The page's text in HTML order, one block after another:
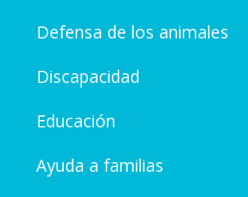
Defensa de los animales
Discapacidad
Educación
Ayuda a familias